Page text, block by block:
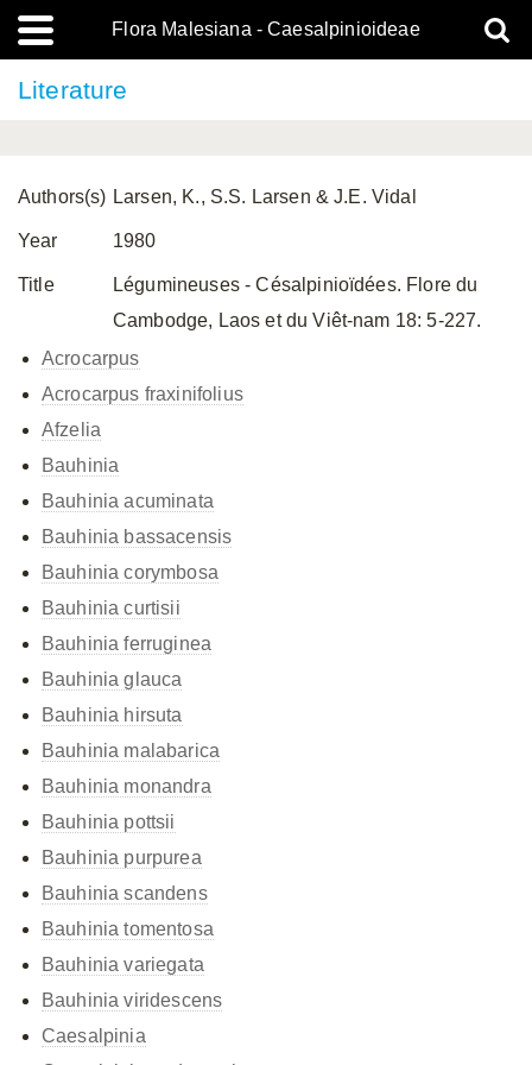
Flora Malesiana - Caesalpinioideae
Literature
Authors(s) Larsen, K., S.S. Larsen & J.E. Vidal
Year 1980
Title
Légumineuses - Césalpinioïdées. Flore du
Cambodge, Laos et du Viêt-nam 18: 5-227.
Acrocarpus
Acrocarpus fraxinifolius
Afzelia
Bauhinia
Bauhinia acuminata
Bauhinia bassacensis
Bauhinia corymbosa
Bauhinia curtisii
Bauhinia ferruginea
Bauhinia glauca
Bauhinia hirsuta
Bauhinia malabarica
Bauhinia monandra
Bauhinia pottsii
Bauhinia purpurea
Bauhinia scandens
Bauhinia tomentosa
Bauhinia variegata
Bauhinia viridescens
Caesalpinia